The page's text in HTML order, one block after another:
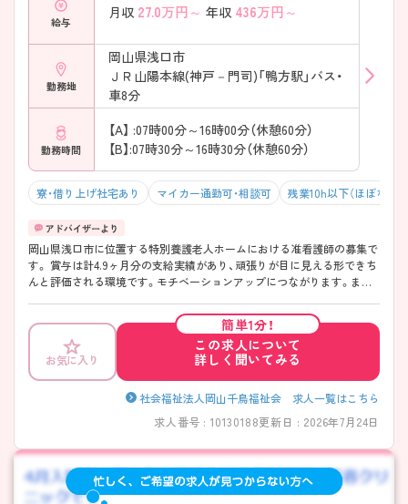
給与
月収 27.0万円～ 年収 436万円～
勤務地
岡山県浅口市
ＪＲ山陽本線(神戸－門司)「鴨方駅」バス・
車8分
勤務時間
【A】 :07時00分～16時00分（休憩60分）
【B】:07時30分～16時30分（休憩60分）
寮・借り上げ社宅あり マイカー通勤可・相談可 残業10h以下（ほぼなし）
岡山県浅口市に位置する特別養護老人ホームにおける准看護師の募集で
す。 賞与は計4.9ヶ月分の支給実績があり、頑張りが目に見える形できち
んと評価される環境です。モチベーションアップにつながります。また、
しても働ける職場環境です。 ご興味のある方には、面接対策ポイントな
ど、さらに詳細をご案内しますのでお気軽にご相談ください！
お気に入り
簡単1分！
この求人について
詳しく聞いてみる
社会福祉法人岡山千鳥福祉会 求人一覧はこちら
求人番号 : 10130188更新日 : 2026年7月24日